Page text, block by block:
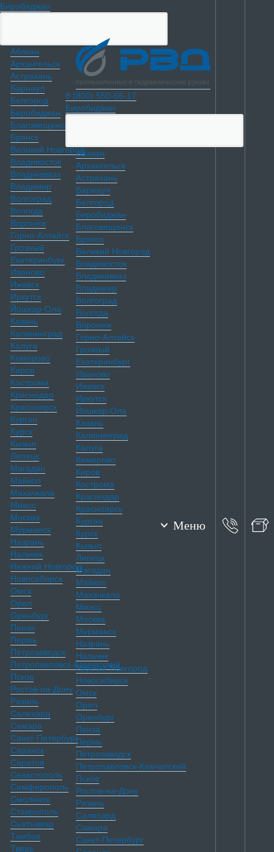
Биробиджан
Абакан
Архангельск
Астрахань
Барнаул
Белгород
Биробиджан
Благовещенск
Брянск
Великий Новгород
Владивосток
Владикавказ
Владимир
Волгоград
Вологда
Воронеж
Горно-Алтайск
Грозный
Екатеринбург
Иваново
Ижевск
Иркутск
Йошкар-Ола
Казань
Калининград
Калуга
Кемерово
Киров
Кострома
Краснодар
Красноярск
Курган
Курск
Кызыл
Липецк
Магадан
Майкоп
Махачкала
Миасс
Москва
Мурманск
Назрань
Нальчик
Нижний Новгород
Новосибирск
Омск
Орел
Оренбург
Пенза
Пермь
Петрозаводск
Петропавловск-Камчатский
Псков
Ростов-на-Дону
Рязань
Салехард
Самара
Санкт-Петербург
Саранск
Саратов
Севастополь
Симферополь
Смоленск
Ставрополь
Сыктывкар
Тамбов
Тверь
Меню
8 (800) 550-66-17
Биробиджан
Абакан
Архангельск
Астрахань
Барнаул
Белгород
Биробиджан
Благовещенск
Брянск
Великий Новгород
Владивосток
Владикавказ
Владимир
Волгоград
Вологда
Воронеж
Горно-Алтайск
Грозный
Екатеринбург
Иваново
Ижевск
Иркутск
Йошкар-Ола
Казань
Калининград
Калуга
Кемерово
Киров
Кострома
Краснодар
Красноярск
Курган
Курск
Кызыл
Липецк
Магадан
Майкоп
Махачкала
Миасс
Москва
Мурманск
Назрань
Нальчик
Нижний Новгород
Новосибирск
Омск
Орел
Оренбург
Пенза
Пермь
Петрозаводск
Петропавловск-Камчатский
Псков
Ростов-на-Дону
Рязань
Салехард
Самара
Санкт-Петербург